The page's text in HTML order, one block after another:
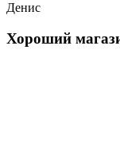
Денис
Хороший